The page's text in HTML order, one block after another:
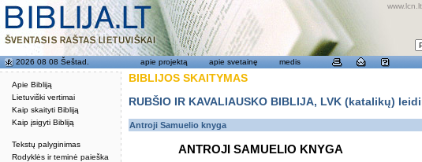
Apie Bibliją
Lietuviški vertimai
Kaip skaityti Bibliją
Kaip įsigyti Bibliją
Tekstų palyginimas
Rodyklės ir teminė paieška
www.lcn.lt
2026 08 08 Šeštad. apie projektą apie svetainę medis
BIBLIJOS SKAITYMAS
RUBŠIO IR KAVALIAUSKO BIBLIJA, LVK (katalikų)
Antroji Samuelio knyga
ANTROJI SAMUELIO KNYGA